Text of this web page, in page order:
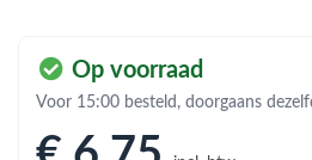
(Verwarming, kachels & ketels)
(Zonneboilersets & onderdelen)
Op voorraad
Voor 15:00 besteld, doorgaans